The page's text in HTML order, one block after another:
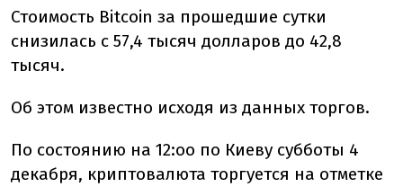
Стоимость Bitcoin за прошедшие сутки
снизилась с 57,4 тысяч долларов до 42,8
тысяч.
Об этом известно исходя из данных торгов.
По состоянию на 12:оо по Киеву субботы 4
декабря, криптовалюта торгуется на отметке